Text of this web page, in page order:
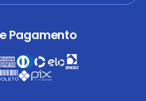
Pagamento